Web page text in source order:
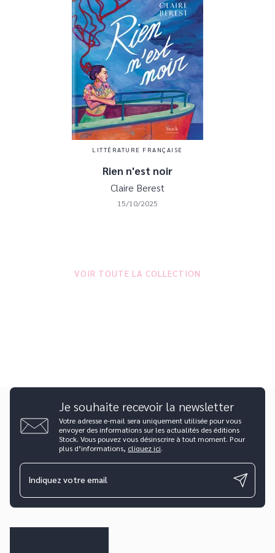
LITTÉRATURE FRANÇAISE
Rien n'est noir
Claire Berest
15/10/2025
VOIR TOUTE LA COLLECTION
Je souhaite recevoir la newsletter
Votre adresse e-mail sera uniquement utilisée pour vous
envoyer des informations sur les actualités des éditions
Stock. Vous pouvez vous désinscrire à tout moment. Pour
plus d’informations, cliquez ici.
Indiquez votre email